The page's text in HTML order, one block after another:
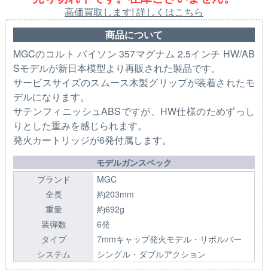
高価買取します! 詳しくはこちら
商品について
MGCのコルト パイソン 357マグナム 2.5インチ HW/AB
Sモデルが新日本模型より再販された製品です。
サービスサイズのスムース木製グリップが装着されたモ
デルになります。
サテンフィニッシュABSですが、HW仕様のためずっし
りとした重みを感じられます。
発火カートリッジが6発付属します。
モデルガンスペック
ブランド
MGC
全長
約203mm
重量
約692g
装弾数
6発
タイプ
7mmキャップ発火モデル・リボルバー
システム
シングル・ダブルアクション